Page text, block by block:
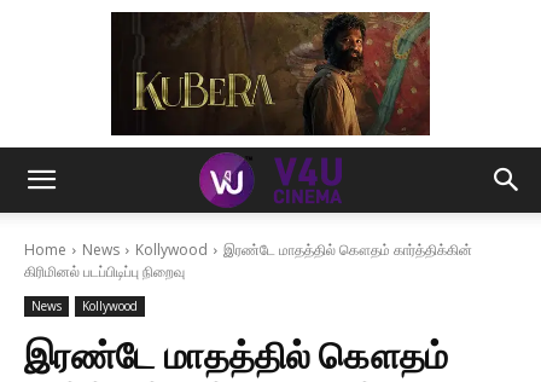
Home News Kollywood
இரண்டே மாதத்தில் கௌதம் கார்த்திக்கின்
கிரிமினல் படப்பிடிப்பு நிறைவு
News Kollywood
இரண்டே மாதத்தில் கௌதம்